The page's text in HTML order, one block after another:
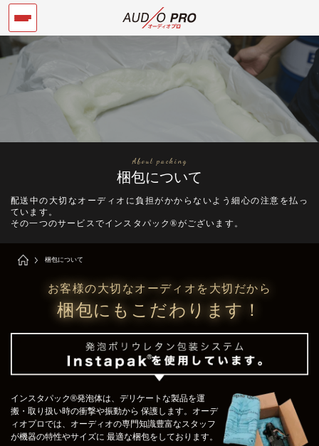
About packing
梱包について
配送中の大切なオーディオに負担がかからないよう細心の注意を払っ
ています。
その一つのサービスでインスタパック®がございます。
梱包について
お客様の大切なオーディオを大切だから
梱包にもこだわります！
インスタパック®発泡体は、デリケートな製品を運
搬・取り扱い時の衝撃や振動から 保護します。オーデ
ィオプロでは、オーディオの専門知識豊富なスタッフ
が機器の特性やサイズに 最適な梱包をしております。